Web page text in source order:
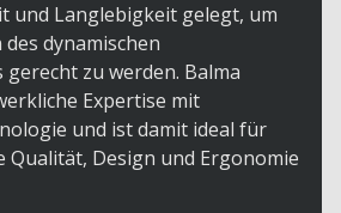
und Langlebigkeit gelegt, um
dynamischen
zu werden. Balma
Expertise mit
und ist damit ideal für
Qualität, Design und Ergonomie